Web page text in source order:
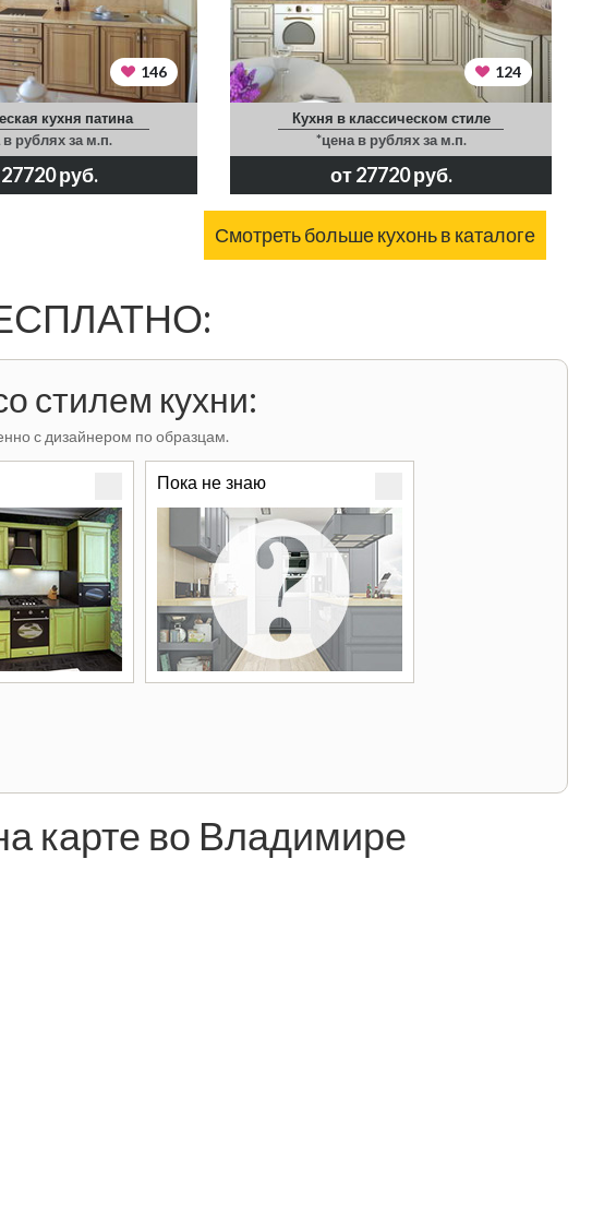
146
кухня патина
в рублях за м.п.
руб.
124
Кухня в классическом стиле
*цена в рублях за м.п.
от 27720 руб.
Смотреть больше кухонь в каталоге
стилем кухни:
с дизайнером по образцам.
Пока не знаю
карте во Владимире